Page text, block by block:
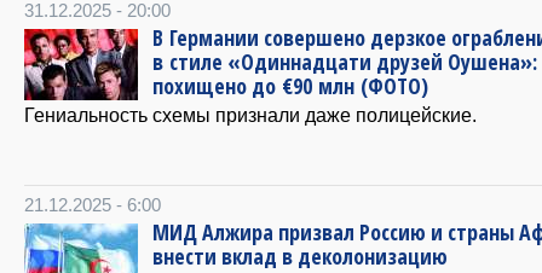
31.12.2025 - 20:00
В Германии совершено дерзкое
в стиле «Одиннадцати друзей Оушена»:
похищено до €90 млн (ФОТО)
Гениальность схемы признали даже полицейские.
21.12.2025 - 6:00
МИД Алжира призвал Россию и страны
внести вклад в деколонизацию